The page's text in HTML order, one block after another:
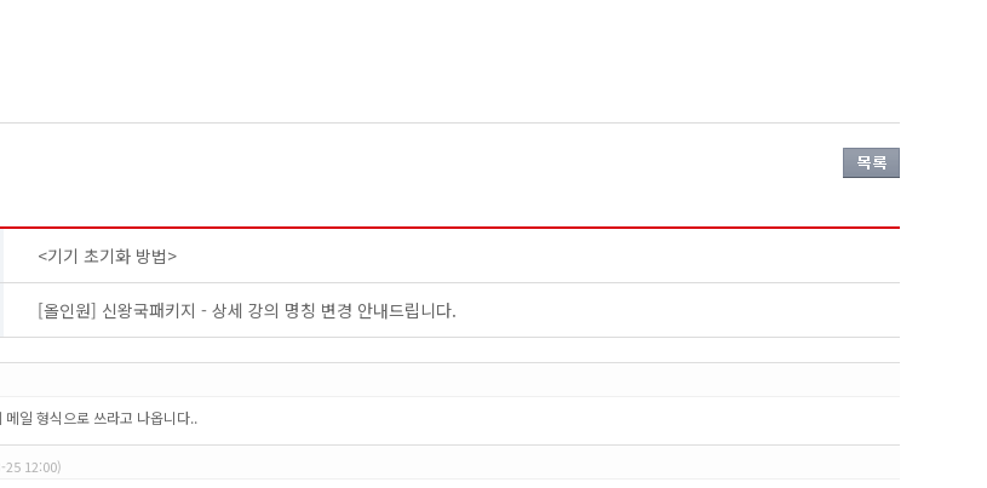
<기기 초기화 방법>
[올인원] 신왕국패키지 - 상세 강의 명칭 변경 안내드립니다.
일 형식으로 쓰라고 나옵니다..
25 12:00)